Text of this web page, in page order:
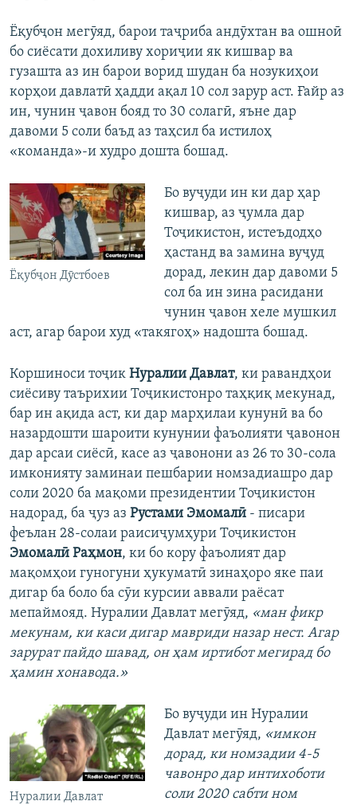
Ёқубҷон мегӯяд, барои таҷриба андӯхтан ва ошноӣ
бо сиёсати дохиливу хориҷии як кишвар ва
гузашта аз ин барои ворид шудан ба нозукиҳои
корҳои давлатӣ ҳадди ақал 10 сол зарур аст. Ғайр аз
ин, чунин ҷавон бояд то 30 солагӣ, яъне дар
давоми 5 соли баъд аз таҳсил ба истилоҳ
«команда»-и худро дошта бошад.
Ёқубҷон Дӯстбоев
Бо вуҷуди ин ки дар ҳар
кишвар, аз ҷумла дар
Тоҷикистон, истеъдодҳо
ҳастанд ва замина вуҷуд
дорад, лекин дар давоми 5
сол ба ин зина расидани
чунин ҷавон хеле мушкил
аст, агар барои худ «такягоҳ» надошта бошад.
Коршиноси тоҷик Нуралии Давлат, ки равандҳои
сиёсиву таърихии Тоҷикистонро таҳқиқ мекунад,
бар ин ақида аст, ки дар марҳилаи кунунӣ ва бо
назардошти шароити кунунии фаъолияти ҷавонон
дар арсаи сиёсӣ, касе аз ҷавонони аз 26 то 30-сола
имконияту заминаи пешбарии номзадиашро дар
соли 2020 ба мақоми президентии Тоҷикистон
надорад, ба ҷуз аз Рустами Эмомалӣ - писари
феълан 28-солаи раисиҷумҳури Тоҷикистон
Эмомалӣ Раҳмон, ки бо кору фаъолият дар
мақомҳои гуногуни ҳукуматӣ зинаҳоро яке паи
дигар ба боло ба сӯи курсии аввали раёсат
мепаймояд. Нуралии Давлат мегӯяд, «ман фикр
мекунам, ки каси дигар мавриди назар нест. Агар
зарурат пайдо шавад, он ҳам иртибот мегирад бо
ҳамин хонавода.»
Нуралии Давлат
Бо вуҷуди ин Нуралии
Давлат мегӯяд, «имкон
дорад, ки номзадии 4-5
чавонро дар интихоботи
соли 2020 сабти ном